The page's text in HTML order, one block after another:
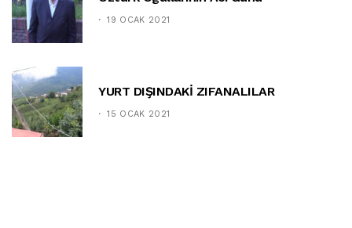
19 OCAK 2021
YURT DIŞINDAKİ ZIFANALILAR
15 OCAK 2021